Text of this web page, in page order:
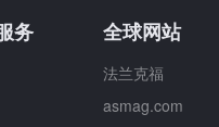
务 全球网站
法兰克福
asmag.com